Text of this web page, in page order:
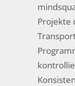
Projekte